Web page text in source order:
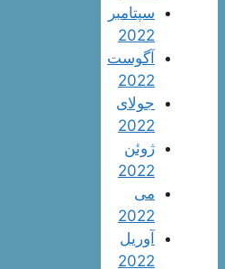
سپتامبر
2022
آگوست
2022
جولای
2022
ژوئن
2022
می
2022
آوریل
2022